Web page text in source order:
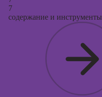
7
содержание и инструменты